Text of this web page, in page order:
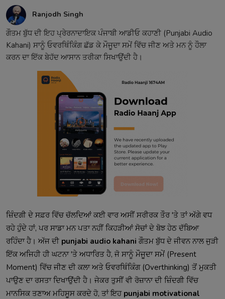
Ranjodh Singh
ਗੌਤਮ ਬੁੱਧ ਦੀ ਇਹ ਪ੍ਰੇਰਨਾਦਾਇਕ ਪੰਜਾਬੀ ਆਡੀਓ ਕਹਾਣੀ (Punjabi Audio
Kahani) ਸਾਨੂੰ ਓਵਰਥਿੰਕਿੰਗ ਛੱਡ ਕੇ ਮੌਜੂਦਾ ਸਮੇਂ ਵਿੱਚ ਜੀਣ ਅਤੇ ਮਨ ਨੂੰ ਹੌਲਾ
ਕਰਨ ਦਾ ਇੱਕ ਬੇਹੱਦ ਆਸਾਨ ਤਰੀਕਾ ਸਿਖਾਉਂਦੀ ਹੈ।
ਜ਼ਿੰਦਗੀ ਦੇ ਸਫ਼ਰ ਵਿੱਚ ਚੱਲਦਿਆਂ ਕਈ ਵਾਰ ਅਸੀਂ ਸਰੀਰਕ ਤੌਰ 'ਤੇ ਤਾਂ ਅੱਗੇ ਵਧ
ਰਹੇ ਹੁੰਦੇ ਹਾਂ, ਪਰ ਸਾਡਾ ਮਨ ਪਤਾ ਨਹੀਂ ਕਿਹੜੀਆਂ ਸੋਚਾਂ ਦੇ ਬੋਝ ਹੇਠ ਦੱਬਿਆ
ਰਹਿੰਦਾ ਹੈ। ਅੱਜ ਦੀ punjabi audio kahani ਗੌਤਮ ਬੁੱਧ ਦੇ ਜੀਵਨ ਨਾਲ ਜੁੜੀ
ਇੱਕ ਅਜਿਹੀ ਹੀ ਘਟਨਾ 'ਤੇ ਅਧਾਰਿਤ ਹੈ, ਜੋ ਸਾਨੂੰ ਮੌਜੂਦਾ ਸਮੇਂ (Present
Moment) ਵਿੱਚ ਜੀਣ ਦੀ ਕਲਾ ਅਤੇ ਓਵਰਥਿੰਕਿੰਗ (Overthinking) ਤੋਂ ਮੁਕਤੀ
ਪਾਉਣ ਦਾ ਰਸਤਾ ਦਿਖਾਉਂਦੀ ਹੈ। ਜੇਕਰ ਤੁਸੀਂ ਵੀ ਰੋਜ਼ਾਨਾ ਦੀ ਜ਼ਿੰਦਗੀ ਵਿੱਚ
ਮਾਨਸਿਕ ਤਣਾਅ ਮਹਿਸੂਸ ਕਰਦੇ ਹੋ, ਤਾਂ ਇਹ punjabi motivational